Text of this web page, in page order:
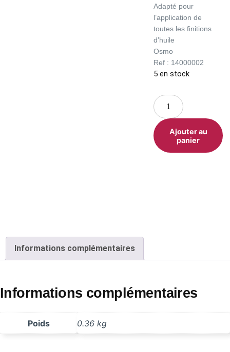
Adapté pour
l’application de
toutes les finitions
d’huile
Osmo
Ref : 14000002
5 en stock
Ajouter au
panier
Informations complémentaires
Informations complémentaires
Poids 0.36 kg